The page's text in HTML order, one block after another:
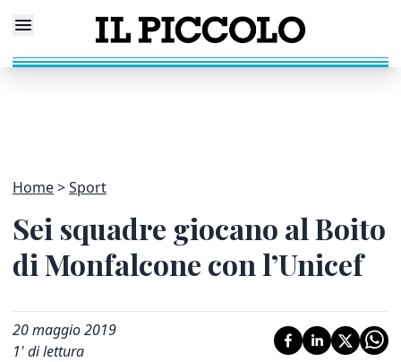
Home Sport
Sei squadre giocano al Boito
di Monfalcone con l’Unicef
20 maggio 2019
1' di lettura